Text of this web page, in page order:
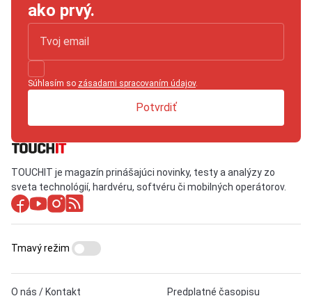
ako prvý.
Súhlasím so zásadami spracovaním údajov.
Potvrdiť
TOUCHIT je magazín prinášajúci novinky, testy a analýzy zo
sveta technológií, hardvéru, softvéru či mobilných operátorov.
O nás / Kontakt Predplatné časopisu
Tmavý režim